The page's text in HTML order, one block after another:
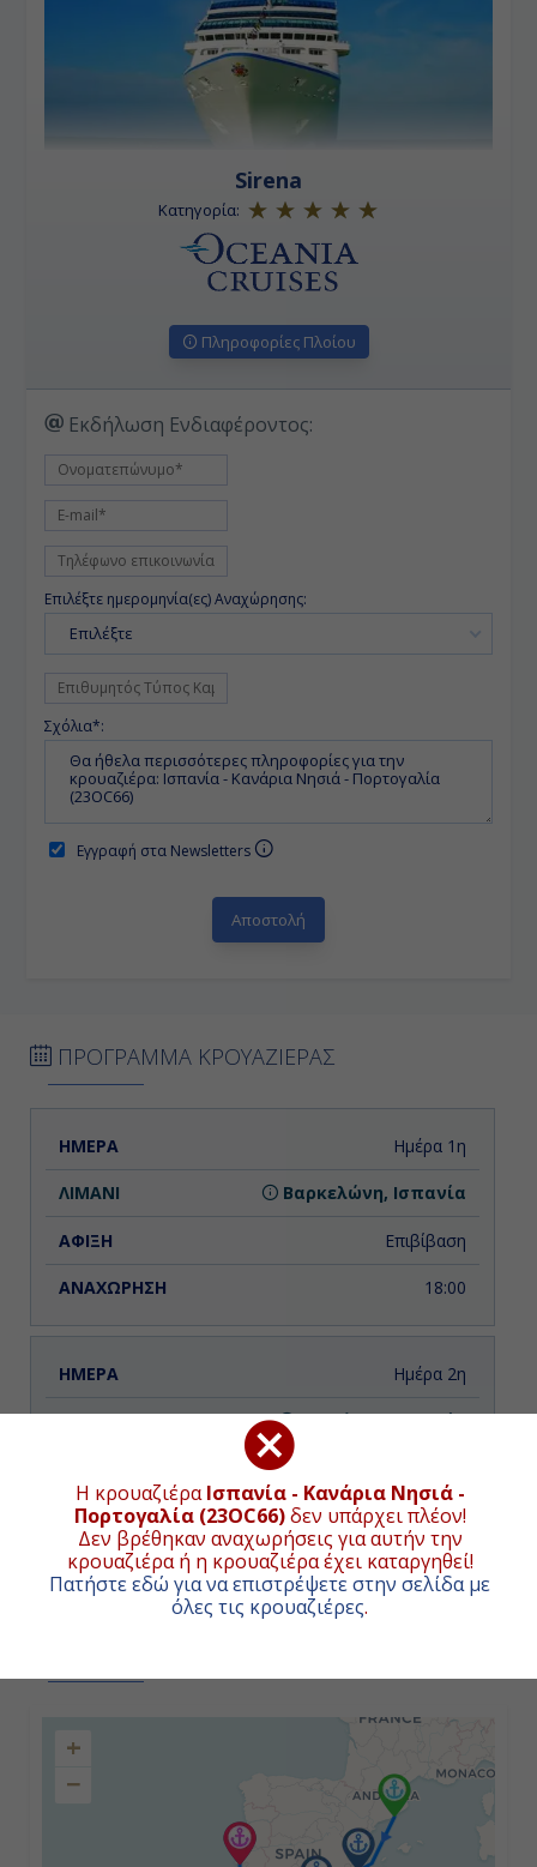
Η κρουαζιέραΙσπανία - Κανάρια Νησιά -
Πορτογαλία (23OC66)δεν υπάρχει πλέον!
Δεν βρέθηκαν αναχωρήσεις για αυτήν την
κρουαζιέρα ή η κρουαζιέρα έχει καταργηθεί!
Πατήστε εδώ για να επιστρέψετε στην σελίδα με
όλες τις κρουαζιέρες.
Sirena
Κατηγορία:
Πληροφορίες Πλοίου
Εκδήλωση Ενδιαφέροντος:
Επιλέξτε ημερομηνία(ες) Αναχώρησης:
Επιλέξτε
Σχόλια*:
Εγγραφή στα Newsletters
ΠΡΟΓΡΑΜΜΑ ΚΡΟΥΑΖΙΕΡΑΣ
ΗΜΕΡΑ ΑΝΑΧΩΡΗΣΗ
Ημέρα 1η
Βαρκελώνη, Ισπανία
Επιβίβαση
18:00
Ημέρα 2η
Αλικάντε, Ισπανία
17:00
Ημέρα 4η
+
−